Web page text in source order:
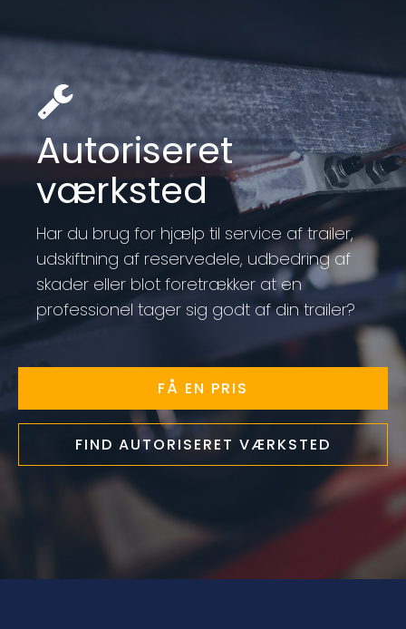
Autoriseret
værksted
Har du brug for hjælp til service af trailer,
udskiftning af reservedele, udbedring af
skader eller blot foretrækker at en
professionel tager sig godt af din trailer?
FÅ EN PRIS
FIND AUTORISERET VÆRKSTED